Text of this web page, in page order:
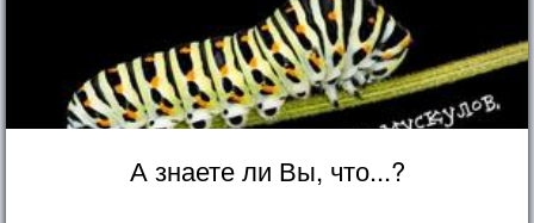
А знаете ли Вы, что...?